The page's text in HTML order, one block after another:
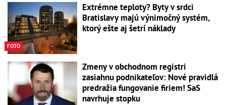
FOTO
Extrémne teploty? Byty v srdci
Bratislavy majú výnimočný systém,
ktorý ešte aj šetrí náklady
Zmeny v obchodnom registri
zasiahnu podnikateľov: Nové pravidlá
predražia fungovanie firiem! SaS
navrhuje stopku